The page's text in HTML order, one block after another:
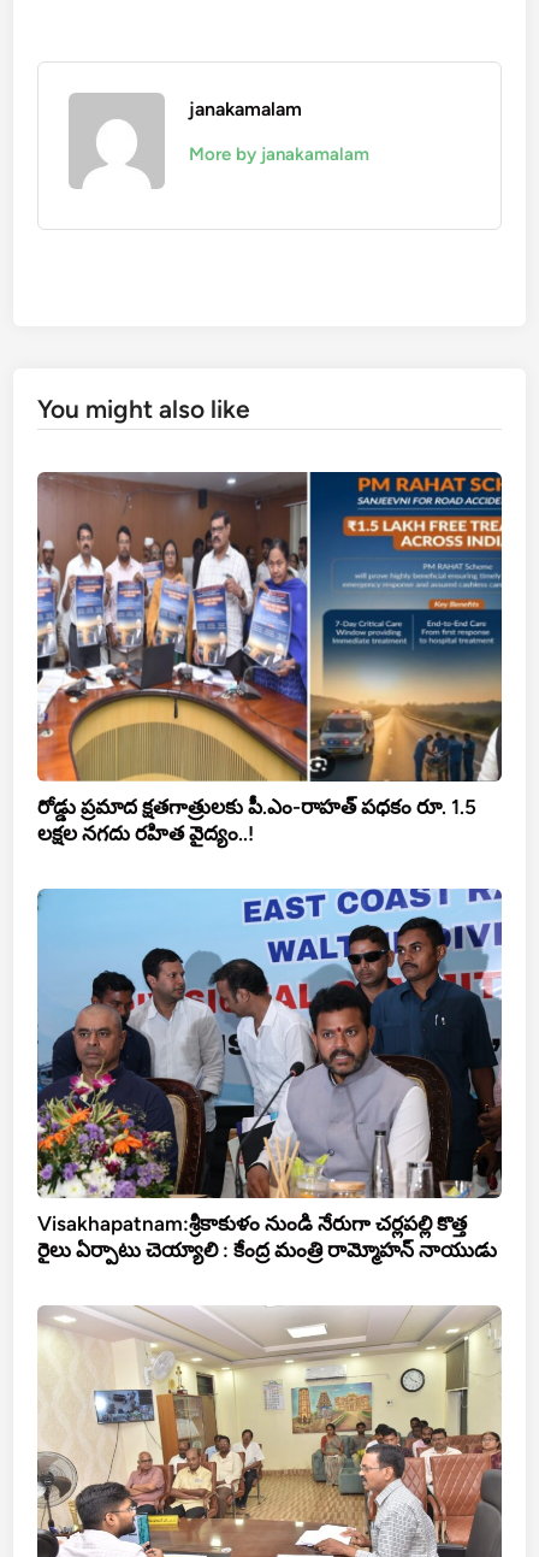
janakamalam
More by janakamalam
You might also like
రోడ్డు ప్రమాద క్షతగాత్రులకు పీ.ఎం-రాహత్ పధకం రూ. 1.5
లక్షల నగదు రహిత వైద్యం..!
Visakhapatnam:శ్రీకాకుళం నుండి నేరుగా చర్లపల్లి కొత్త
రైలు ఏర్పాటు చెయ్యాలి : కేంద్ర మంత్రి రామ్మోహన్ నాయుడు